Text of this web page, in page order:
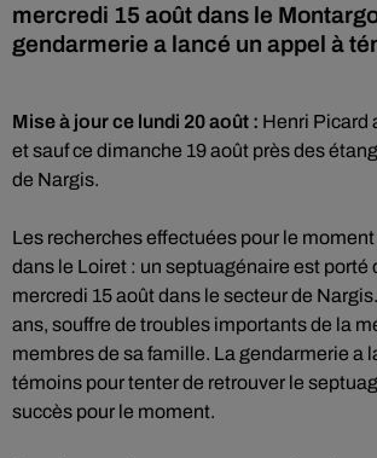
mercredi 15 août dans le
gendarmerie a lancé un appel à
Mise à jour ce lundi 20 août : Henri Picard
et sauf ce dimanche 19 août près des
de Nargis.
Les recherches effectuées pour le
dans le Loiret : un septuagénaire est porté
mercredi 15 août dans le secteur de
ans, souffre de troubles importants de la
membres de sa famille. La gendarmerie a
témoins pour tenter de retrouver le
succès pour le moment.